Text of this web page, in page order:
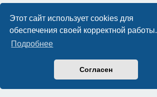
Этот сайт использует cookies для
обеспечения своей корректной работы.
Подробнее
Согласен